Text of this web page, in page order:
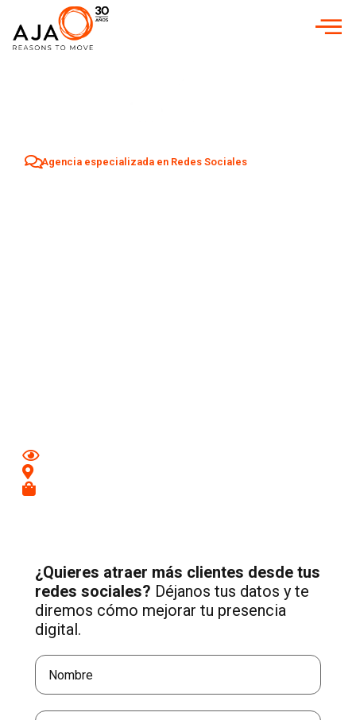
Agencia especializada en Redes Sociales
¿Quieres atraer más clientes desde tus
redes sociales? Déjanos tus datos y te
diremos cómo mejorar tu presencia
digital.